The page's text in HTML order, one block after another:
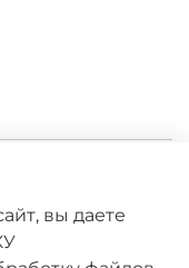
вы даете